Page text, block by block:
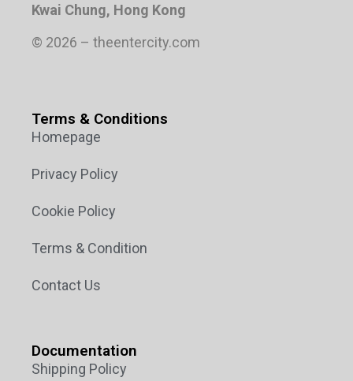
Kwai Chung, Hong Kong
© 2026 – theentercity.com
Terms & Conditions
Homepage
Privacy Policy
Cookie Policy
Terms & Condition
Contact Us
Documentation
Shipping Policy